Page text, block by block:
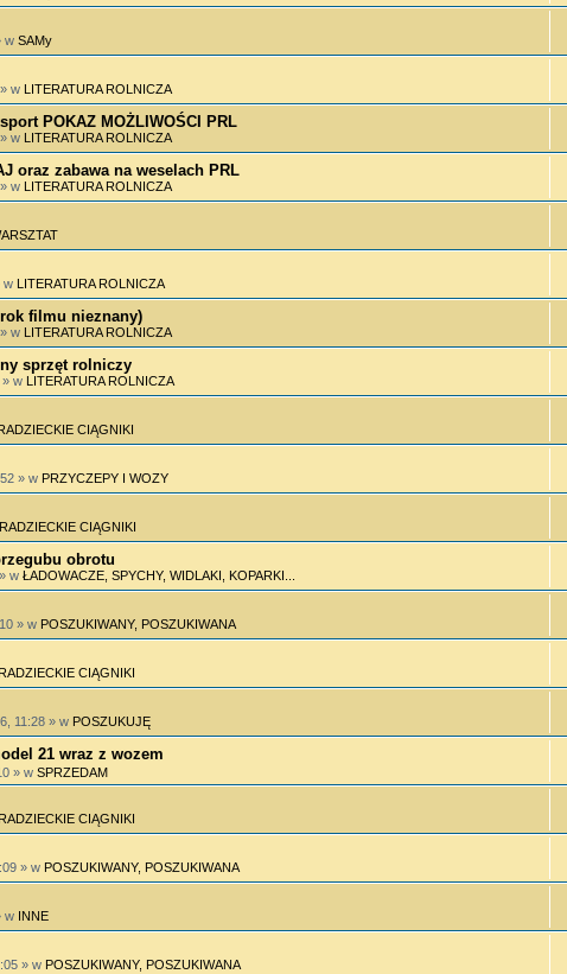
w SAMy
» w LITERATURA ROLNICZA
POKAZ MOŻLIWOŚCI PRL
» w LITERATURA ROLNICZA
oraz zabawa na weselach PRL
» w LITERATURA ROLNICZA
w LITERATURA ROLNICZA
rok filmu nieznany)
» w LITERATURA ROLNICZA
sprzęt rolniczy
» w LITERATURA ROLNICZA
CIĄGNIKI
» w PRZYCZEPY I WOZY
RADZIECKIE CIĄGNIKI
obrotu
» w ŁADOWACZE, SPYCHY, WIDLAKI, KOPARKI...
» w POSZUKIWANY, POSZUKIWANA
CIĄGNIKI
11:28 » w POSZUKUJĘ
21 wraz z wozem
» w SPRZEDAM
RADZIECKIE CIĄGNIKI
» w POSZUKIWANY, POSZUKIWANA
w INNE
» w POSZUKIWANY, POSZUKIWANA